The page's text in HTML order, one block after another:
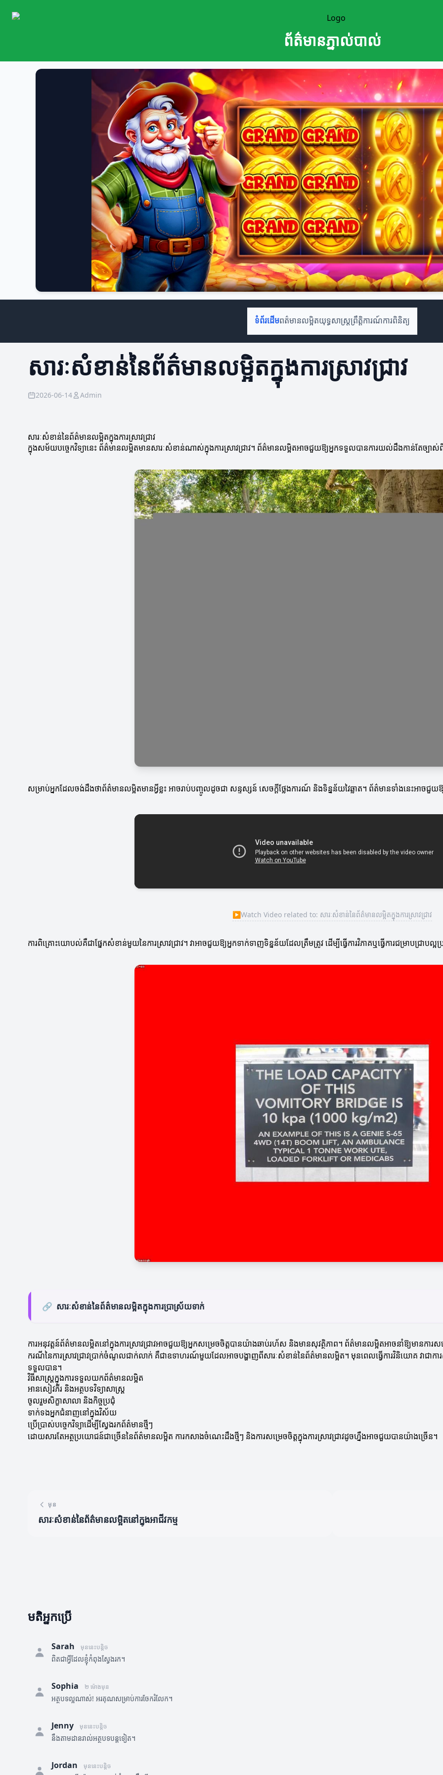
ព័ត៌មានភ្នាល់បាល់
ទំព័រដើមពត៌មានលម្អិតយុទ្ធសាស្ត្រព្រឹត្តិការណ៍ការពិនិត្យ
សារៈសំខាន់នៃព័ត៌មានលម្អិតក្នុងការស្រាវជ្រាវ
2026-06-14 Admin
សារៈសំខាន់នៃព័ត៌មានលម្អិតក្នុងការស្រាវជ្រាវ
ក្នុងសម័យបច្ចេកវិទ្យានេះ ព័ត៌មានលម្អិតមានសារៈសំខាន់ណាស់ក្នុងការស្រាវជ្រាវ។ ព័ត៌មានលម្អិតអាចជួយឱ្យអ្នកទទួលបានការយល់ដឹងកាន់តែច្បាស់
សម្រាប់អ្នកដែលចង់ដឹងថាព័ត៌មានលម្អិតមានអ្វីខ្លះ អាចរាប់បញ្ចូលដូចជា សន្ទស្សន៍ សេចក្តីថ្លែងការណ៍ និងទិន្នន័យវៃឆ្លាត។ ព័ត៌មានទាំងនេះអាចជួយ
▶Watch Video related to: សារៈសំខាន់នៃព័ត៌មានលម្អិតក្នុងការស្រាវជ្រាវ
ការពិគ្រោះយោបល់គឺជាផ្នែកសំខាន់មួយនៃការស្រាវជ្រាវ។ វាអាចជួយឱ្យអ្នកទាក់ទាញទិន្នន័យដែលត្រឹមត្រូវ ដើម្បីធ្វើការវិភាគឬធ្វើការជម្រាបជ្រាបល្អ
🔗 សារៈសំខាន់នៃព័ត៌មានលម្អិតក្នុងការប្រាស្រ័យទាក់
ការអនុវត្តន៍ព័ត៌មានលម្អិតនៅក្នុងការស្រាវជ្រាវអាចជួយឱ្យអ្នកសម្រេចចិត្តបានយ៉ាងឆាប់រហ័ស និងមានសុវត្ថិភាព។ ព័ត៌មានលម្អិតអាចនាំឱ្យមានការស
ករណីនៃការស្រាវជ្រាវប្រាក់ចំណូលជាក់លាក់ គឺជាឧទាហរណ៍មួយដែលអាចបង្ហាញពីសារៈសំខាន់នៃព័ត៌មានលម្អិត។ មុនពេលធ្វើការវិនិយោគ វាជាកា
ទទួលបាន។
វិធីសាស្រ្តក្នុងការទទួលយកព័ត៌មានលម្អិត
អានសៀវភីរ និងអត្ថបទវិទ្យាសាស្រ្ត
ចូលរួមសិក្ខាសាលា និងកិច្ចប្រជុំ
ទាក់ទងអ្នកជំនាញនៅក្នុងវិស័យ
ប្រើប្រាស់បច្ចេកវិទ្យាដើម្បីស្វែងរកព័ត៌មានថ្មីៗ
ដោយសារតែអត្ថប្រយោជន៍ជាច្រើននៃព័ត៌មានលម្អិត ការកសាងចំណេះដឹងថ្មីៗ និងការសម្រេចចិត្តក្នុងការស្រាវជ្រាវដូចហ្នឹងអាចជួយបានយ៉ាងច្រើន។
មុន
សារៈសំខាន់នៃព័ត៌មានលម្អិតនៅក្នុងអាជីវកម្ម
មតិអ្នកប្រើ
Sarah មុននេះបន្តិច
ពិតជាអ្វីដែលខ្ញុំកំពុងស្វែងរក។
Sophia ២ ម៉ោងមុន
អត្ថបទល្អណាស់! អរគុណសម្រាប់ការចែករំលែក។
Jenny មុននេះបន្តិច
នឹងតាមដានរាល់អត្ថបទបន្តទៀត។
Jordan មុននេះបន្តិច